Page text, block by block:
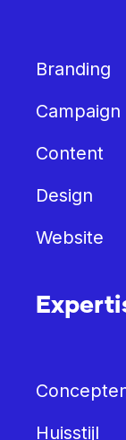
Branding
Campaign
Content
Design
Website
Huisstijl